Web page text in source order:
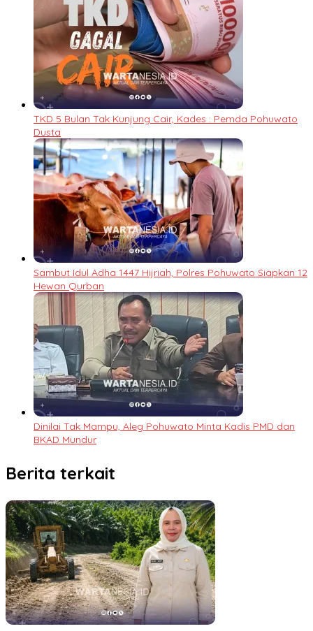
TKD 5 Bulan Tak Kunjung Cair, Kades : Pemda Pohuwato
Dusta
Sambut Idul Adha 1447 Hijriah, Polres Pohuwato Siapkan 12
Hewan Qurban
Dinilai Tak Mampu, Aleg Pohuwato Minta Kadis PMD dan
BKAD Mundur
Berita terkait